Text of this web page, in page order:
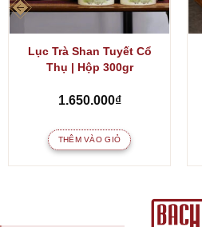
Lục Trà Shan Tuyết Cổ
Thụ | Hộp 300gr
1.650.000₫
THÊM VÀO GIỎ